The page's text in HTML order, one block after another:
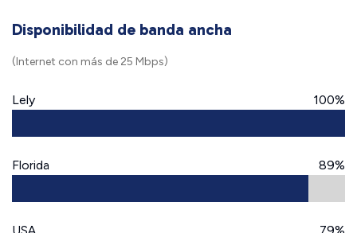
Disponibilidad de banda ancha
(Internet con más de 25 Mbps)
Lely 100%
Florida 89%